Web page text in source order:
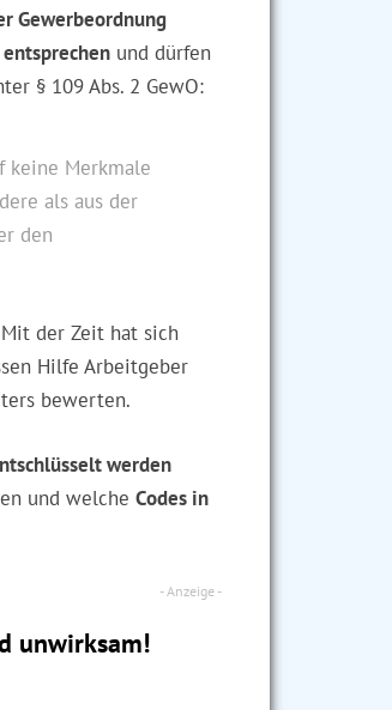
Gewerbeordnung
und dürfen
§ 109 Abs. 2 GewO:
keine Merkmale
als aus der
den
der Zeit hat sich
Hilfe Arbeitgeber
bewerten.
werden
und welche Codes in
unwirksam!